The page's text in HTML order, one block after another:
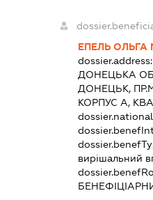
ЕПЕЛЬ ОЛЬГА
dossier.address:
ДОНЕЦЬКА
ДОНЕЦЬК,
КОРПУС А,
вирішальний